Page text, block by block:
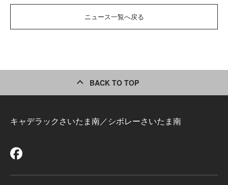
ニュース一覧へ戻る
BACK TO TOP
キャデラックさいたま南／シボレーさいたま南